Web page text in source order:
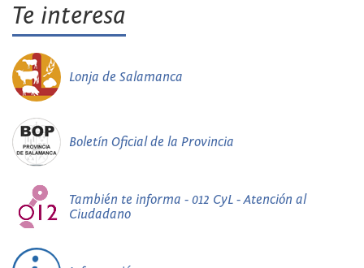
Te interesa
Lonja de Salamanca
Boletín Oficial de la Provincia
También te informa - 012 CyL - Atención al
Ciudadano